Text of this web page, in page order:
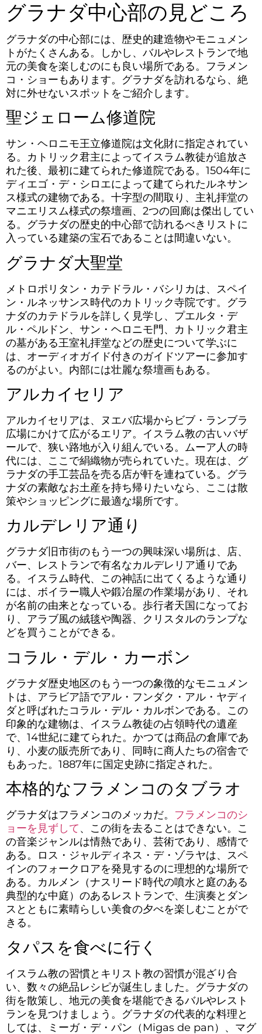
グラナダ中心部の見どころ
グラナダの中心部には、歴史的建造物やモニュメン
トがたくさんある。しかし、バルやレストランで地
元の美食を楽しむのにも良い場所である。フラメン
コ・ショーもあります。グラナダを訪れるなら、絶
対に外せないスポットをご紹介します。
聖ジェローム修道院
サン・ヘロニモ王立修道院は文化財に指定されてい
る。カトリック君主によってイスラム教徒が追放さ
れた後、最初に建てられた修道院である。1504年に
ディエゴ・デ・シロエによって建てられたルネサン
ス様式の建物である。十字型の間取り、主礼拝堂の
マニエリスム様式の祭壇画、2つの回廊は傑出してい
る。グラナダの歴史的中心部で訪れるべきリストに
入っている建築の宝石であることは間違いない。
グラナダ大聖堂
メトロポリタン・カテドラル・バシリカは、スペイ
ン・ルネッサンス時代のカトリック寺院です。グラ
ナダのカテドラルを詳しく見学し、プエルタ・デ
ル・ペルドン、サン・ヘロニモ門、カトリック君主
の墓がある王室礼拝堂などの歴史について学ぶに
は、オーディオガイド付きのガイドツアーに参加す
るのがよい。内部には壮麗な祭壇画もある。
アルカイセリア
アルカイセリアは、ヌエバ広場からビブ・ランブラ
広場にかけて広がるエリア。イスラム教の古いバザ
ールで、狭い路地が入り組んでいる。ムーア人の時
代には、ここで絹織物が売られていた。現在は、グ
ラナダの手工芸品を売る店が軒を連ねている。グラ
ナダの素敵なお土産を持ち帰りたいなら、ここは散
策やショッピングに最適な場所です。
カルデレリア通り
グラナダ旧市街のもう一つの興味深い場所は、店、
バー、レストランで有名なカルデレリア通りであ
る。イスラム時代、この神話に出てくるような通り
には、ボイラー職人や鍛冶屋の作業場があり、それ
が名前の由来となっている。歩行者天国になってお
り、アラブ風の絨毯や陶器、クリスタルのランプな
どを買うことができる。
コラル・デル・カーボン
グラナダ歴史地区のもう一つの象徴的なモニュメン
トは、アラビア語でアル・フンダク・アル・ヤディ
ダと呼ばれたコラル・デル・カルボンである。この
印象的な建物は、イスラム教徒の占領時代の遺産
で、14世紀に建てられた。かつては商品の倉庫であ
り、小麦の販売所であり、同時に商人たちの宿舎で
もあった。1887年に国定史跡に指定された。
本格的なフラメンコのタブラオ
グラナダはフラメンコのメッカだ。 フラメンコのシ
ョーを見ずして、この街を去ることはできない。こ
の音楽ジャンルは情熱であり、芸術であり、感情で
ある。ロス・ジャルディネス・デ・ゾラヤは、スペ
インのフォークロアを発見するのに理想的な場所で
ある。カルメン（ナスリード時代の噴水と庭のある
典型的な中庭）のあるレストランで、生演奏とダン
スとともに素晴らしい美食の夕べを楽しむことがで
きる。
タパスを食べに行く
イスラム教の習慣とキリスト教の習慣が混ざり合
い、数々の絶品レシピが誕生しました。グラナダの
街を散策し、地元の美食を堪能できるバルやレスト
ランを見つけましょう。グラナダの代表的な料理と
しては、ミーガ・デ・パン（Migas de pan）、マグ